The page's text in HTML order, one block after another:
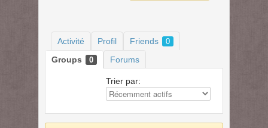
Activité Profil Friends 0
Groups 0 Forums
Trier par: